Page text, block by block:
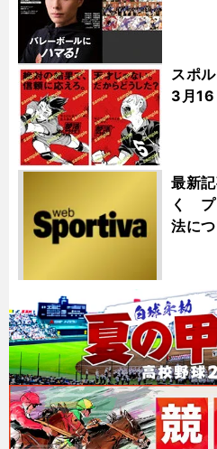
スポ
3月16
最新
く プ
法に